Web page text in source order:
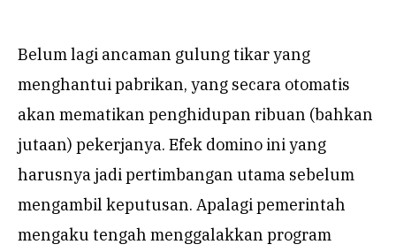
Belum lagi ancaman gulung tikar yang
menghantui pabrikan, yang secara otomatis
akan mematikan penghidupan ribuan (bahkan
jutaan) pekerjanya. Efek domino ini yang
harusnya jadi pertimbangan utama sebelum
mengambil keputusan. Apalagi pemerintah
mengaku tengah menggalakkan program